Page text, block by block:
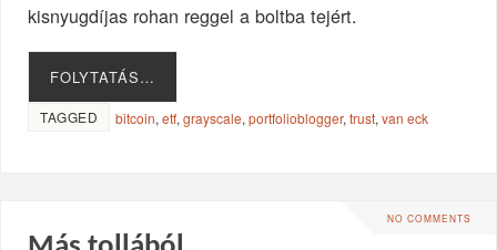
kisnyugdíjas rohan reggel a boltba tejért.
FOLYTATÁS…
TAGGED bitcoin,etf,grayscale,portfolioblogger,trust,van eck
NO COMMENTS